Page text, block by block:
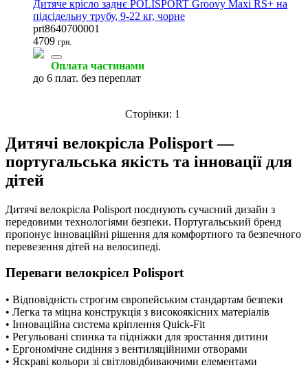
Дитяче крісло заднє POLISPORT Groovy Maxi RS+ на
підсідельну трубу, 9-22 кг, чорне
prt8640700001
4709 грн.
Оплата частинами
до 6 плат. без переплат
Сторінки: 1
Дитячі велокрісла Polisport —
португальська якість та інновації для
дітей
Дитячі велокрісла Polisport поєднують сучасний дизайн з
передовими технологіями безпеки. Португальський бренд
пропонує інноваційні рішення для комфортного та безпечного
перевезення дітей на велосипеді.
Переваги велокрісел Polisport
• Відповідність строгим європейським стандартам безпеки
• Легка та міцна конструкція з високоякісних матеріалів
• Інноваційна система кріплення Quick-Fit
• Регульовані спинка та підніжки для зростання дитини
• Ергономічне сидіння з вентиляційними отворами
• Яскраві кольори зі світловідбиваючими елементами